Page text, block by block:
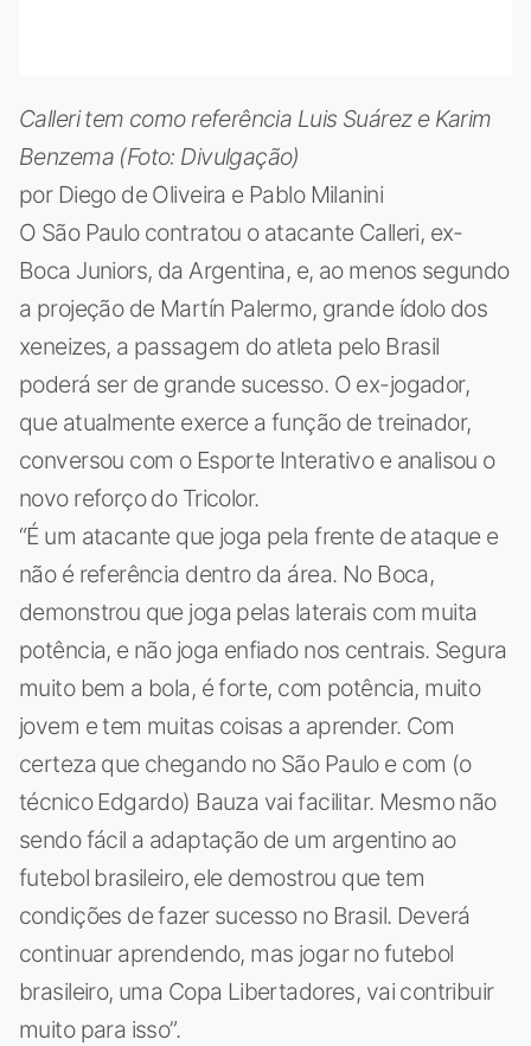
Calleri tem como referência Luis Suárez e Karim
Benzema (Foto: Divulgação)
por Diego de Oliveira e Pablo Milanini
O São Paulo contratou o atacante Calleri, ex-
Boca Juniors, da Argentina, e, ao menos segundo
a projeção de Martín Palermo, grande ídolo dos
xeneizes, a passagem do atleta pelo Brasil
poderá ser de grande sucesso. O ex-jogador,
que atualmente exerce a função de treinador,
conversou com o Esporte Interativo e analisou o
novo reforço do Tricolor.
“É um atacante que joga pela frente de ataque e
não é referência dentro da área. No Boca,
demonstrou que joga pelas laterais com muita
potência, e não joga enfiado nos centrais. Segura
muito bem a bola, é forte, com potência, muito
jovem e tem muitas coisas a aprender. Com
certeza que chegando no São Paulo e com (o
técnico Edgardo) Bauza vai facilitar. Mesmo não
sendo fácil a adaptação de um argentino ao
futebol brasileiro, ele demostrou que tem
condições de fazer sucesso no Brasil. Deverá
continuar aprendendo, mas jogar no futebol
brasileiro, uma Copa Libertadores, vai contribuir
muito para isso”.